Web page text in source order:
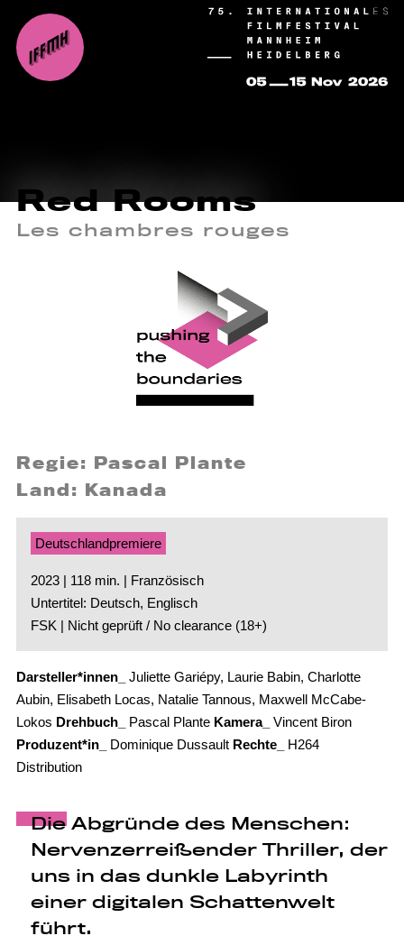
Red Rooms
Les chambres rouges
Regie: Pascal Plante
Land: Kanada
Deutschlandpremiere
2023 | 118 min. | Französisch
Untertitel: Deutsch, Englisch
FSK | Nicht geprüft / No clearance (18+)
Darsteller*innen_
Juliette Gariépy, Laurie Babin, Charlotte
Aubin, Elisabeth Locas, Natalie Tannous, Maxwell McCabe-
Lokos Drehbuch_ Pascal Plante Kamera_
Vincent Biron
Produzent*in_
Dominique Dussault Rechte_
H264
Distribution
Die Abgründe des Menschen:
Nervenzerreißender Thriller, der
uns in das dunkle Labyrinth
einer digitalen Schattenwelt
führt.